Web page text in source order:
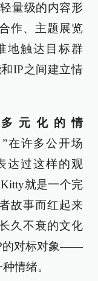
量级的内容形
作、主题展览
地触达目标群
IP之间建立情
元化的情
在许多公开场
达过这样的观
就是一个完
故事而红起来
久不衰的文化
的对标对象——
情绪。